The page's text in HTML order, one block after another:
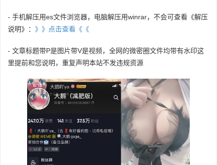
- 手机解压用es文件浏览器，电脑解压用winrar，不会可查看《解压
说明》： 》》点击查看《《
- 文章标题带P是图片带V是视频，全网的微密圈文件均带有水印这
里提前和您说明，重复声明本站不发违规资源